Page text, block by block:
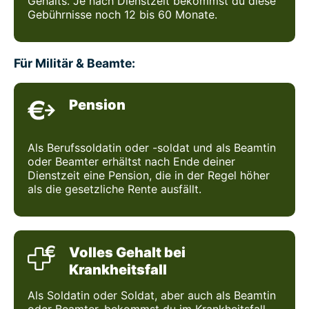
Gebührnisse noch 12 bis 60 Monate.
Für Militär & Beamte:
Pension
Als Berufssoldatin oder -soldat und als Beamtin
oder Beamter erhältst nach Ende deiner
Dienstzeit eine Pension, die in der Regel höher
als die gesetzliche Rente ausfällt.
Volles Gehalt bei
Krankheitsfall
Als Soldatin oder Soldat, aber auch als Beamtin